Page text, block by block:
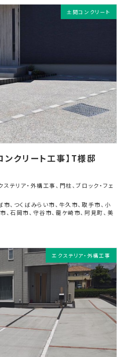
土間コンクリート
ンクリート工事】T様邸
ステリア・外構工事、 門柱、ブロック・フェ
市、 つくばみらい市、 牛久市、取手市、 小
、石岡市、 守谷市、龍ケ崎市、 阿見町、 美
エクステリア・外構工事